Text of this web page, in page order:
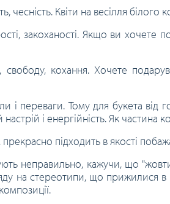
чесність. Квіти на весілля
закоханості. Якщо ви хочете
свободу, кохання. Хочете
і переваги. Тому для букета від
і енергійність. Як частина
прекрасно підходить в якості
неправильно, кажучи, що
на стереотипи, що прижилися